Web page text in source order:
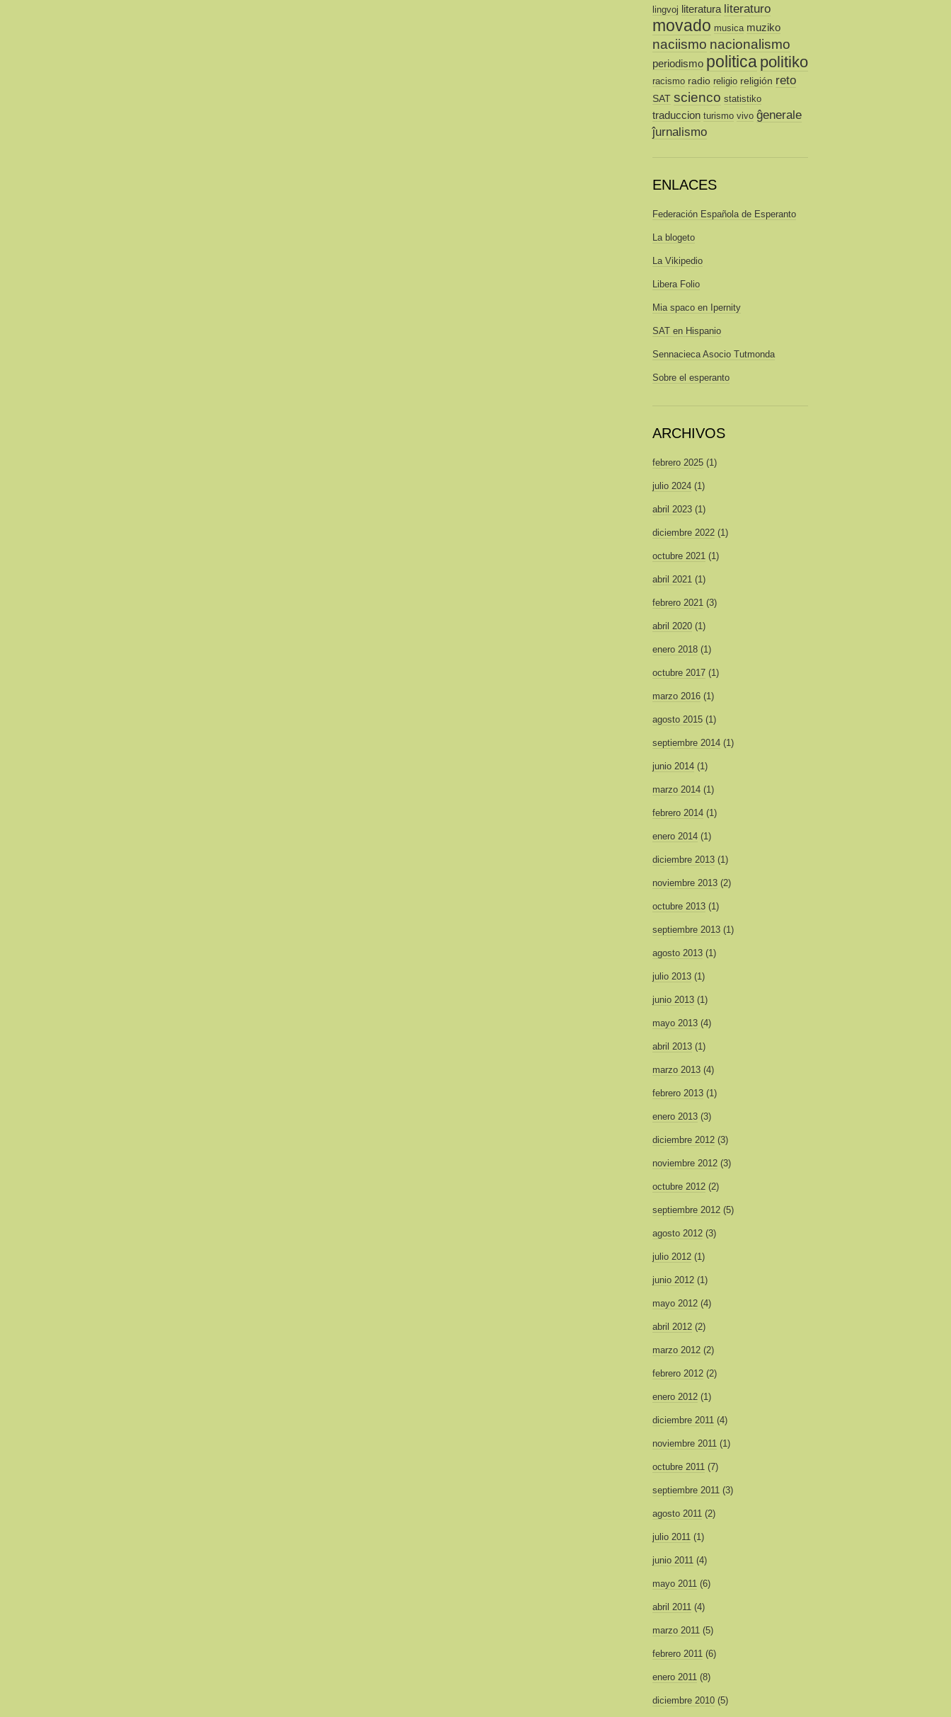
lingvoj literatura literaturo
movado musica muziko
naciismo nacionalismo
periodismo politica politiko
racismo radio religio religión reto
SAT scienco statistiko
traduccion turismo vivo ĝenerale
ĵurnalismo
ENLACES
Federación Española de Esperanto
La blogeto
La Vikipedio
Libera Folio
Mia spaco en Ipernity
SAT en Hispanio
Sennacieca Asocio Tutmonda
Sobre el esperanto
ARCHIVOS
febrero 2025 (1)
julio 2024 (1)
abril 2023 (1)
diciembre 2022 (1)
octubre 2021 (1)
abril 2021 (1)
febrero 2021 (3)
abril 2020 (1)
enero 2018 (1)
octubre 2017 (1)
marzo 2016 (1)
agosto 2015 (1)
septiembre 2014 (1)
junio 2014 (1)
marzo 2014 (1)
febrero 2014 (1)
enero 2014 (1)
diciembre 2013 (1)
noviembre 2013 (2)
octubre 2013 (1)
septiembre 2013 (1)
agosto 2013 (1)
julio 2013 (1)
junio 2013 (1)
mayo 2013 (4)
abril 2013 (1)
marzo 2013 (4)
febrero 2013 (1)
enero 2013 (3)
diciembre 2012 (3)
noviembre 2012 (3)
octubre 2012 (2)
septiembre 2012 (5)
agosto 2012 (3)
julio 2012 (1)
junio 2012 (1)
mayo 2012 (4)
abril 2012 (2)
marzo 2012 (2)
febrero 2012 (2)
enero 2012 (1)
diciembre 2011 (4)
noviembre 2011 (1)
octubre 2011 (7)
septiembre 2011 (3)
agosto 2011 (2)
julio 2011 (1)
junio 2011 (4)
mayo 2011 (6)
abril 2011 (4)
marzo 2011 (5)
febrero 2011 (6)
enero 2011 (8)
diciembre 2010 (5)